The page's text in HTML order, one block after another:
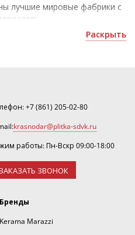
лучшие мировые фабрики с
- для оформления домов и
Раскрыть
+7 (861) 205-02-80
krasnodar@plitka-sdvk.ru
работы: Пн-Вскр 09:00-18:00
ЗАКАЗАТЬ ЗВОНОК
Бренды
Kerama Marazzi